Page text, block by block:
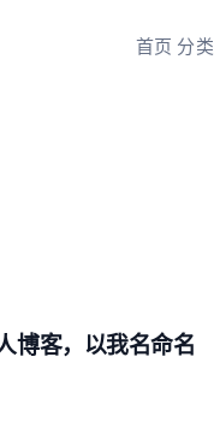
首页 分类
博客，以我名命名